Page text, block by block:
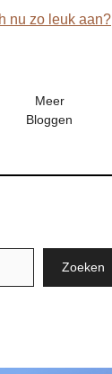
nu zo leuk aan?
Meer
Bloggen
Zoeken